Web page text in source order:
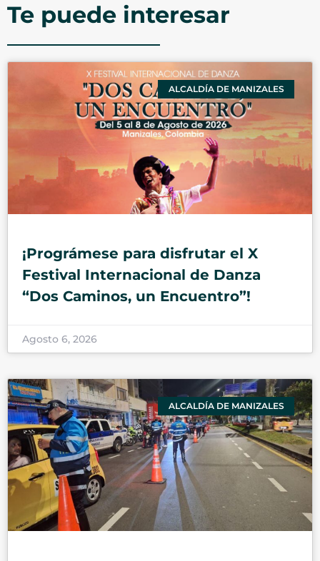
Te puede interesar
ALCALDÍA DE MANIZALES
¡Prográmese para disfrutar el X
Festival Internacional de Danza
“Dos Caminos, un Encuentro”!
Agosto 6, 2026
ALCALDÍA DE MANIZALES